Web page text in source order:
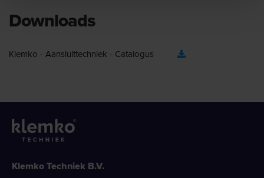
Downloads
Klemko - Aansluittechniek - Catalogus
Klemko Techniek B.V.